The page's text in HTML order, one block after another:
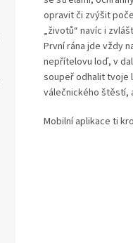
opravit či zvýšit
„životů“ navíc i
První rána jde vždy
nepřítelovu loď, v
soupeř odhalit tvoje
válečnického štěstí,
Mobilní aplikace ti